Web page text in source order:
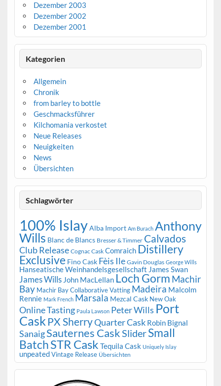
Dezember 2003
Dezember 2002
Dezember 2001
Kategorien
Allgemein
Chronik
from barley to bottle
Geschmacksführer
Kilchomania verkostet
Neue Releases
Neuigkeiten
News
Übersichten
Schlagwörter
100% IslayAlba Import Am Burach Anthony
Wills Blanc de Blancs Bresser & Timmer Calvados
Club Release Cognac Cask Comraich Distillery
Exclusive Fino Cask Fèis Ile Gavin Douglas George Wills
Hanseatische Weinhandelsgesellschaft James Swan
James Wills John MacLellan Loch Gorm Machir
Bay Machir Bay Collaborative Vatting Madeira Malcolm
Rennie Mark French Marsala Mezcal Cask New Oak
Online Tasting Paula Lawson Peter Wills Port
Cask PX SherryQuarter Cask Robin Bignal
SanaigSauternes Cask SliderSmall
BatchSTR Cask Tequila Cask Uniquely Islay
unpeatedVintage Release Übersichten